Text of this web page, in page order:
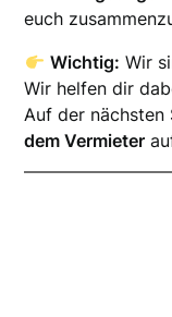
euch
Wichtig: Wir
Wir helfen dir
Auf der
dem Vermieter